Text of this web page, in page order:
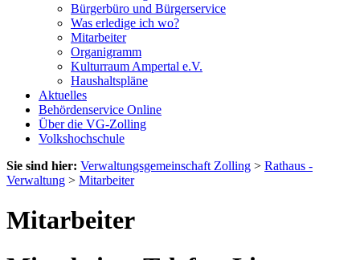
Bürgerbüro und Bürgerservice
Was erledige ich wo?
Mitarbeiter
Organigramm
Kulturraum Ampertal e.V.
Haushaltspläne
Aktuelles
Behördenservice Online
Über die VG-Zolling
Volkshochschule
Sie sind hier: Verwaltungsgemeinschaft Zolling > Rathaus -
Verwaltung > Mitarbeiter
Mitarbeiter